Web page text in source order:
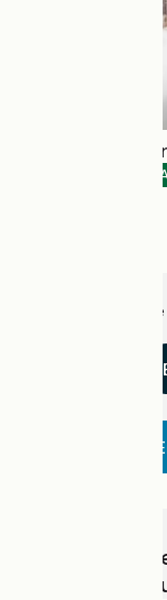
B&B Hôtel
Haben Sie
Wählen,
Ihr